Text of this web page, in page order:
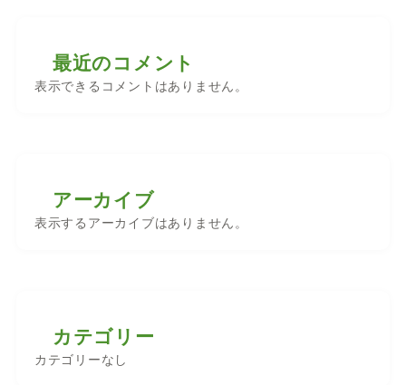
最近のコメント
表示できるコメントはありません。
アーカイブ
表示するアーカイブはありません。
カテゴリー
カテゴリーなし